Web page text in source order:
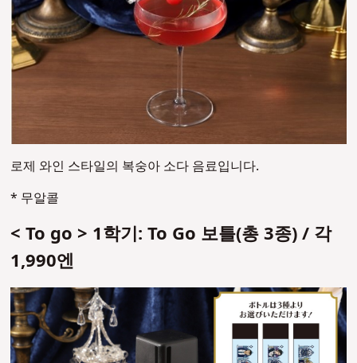
로제 와인 스타일의 복숭아 소다 음료입니다.
* 무알콜
< To go > 1학기: To Go 보틀(총 3종) / 각
1,990엔